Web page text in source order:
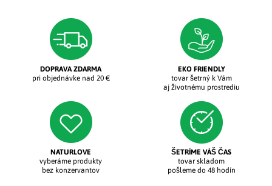
DOPRAVA ZDARMA
pri objednávke nad 20 €
EKO FRIENDLY
tovar šetrný k Vám
aj životnému prostrediu
NATURLOVE
vyberáme produkty
bez konzervantov
ŠETRÍME VÁŠ ČAS
tovar skladom
pošleme do 48 hodín